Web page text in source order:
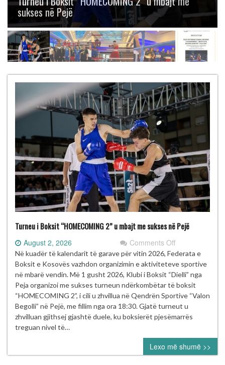
gjashtë medalje
Turneu i Boksit “HOMECOMING 2” u mbajt me sukses në Pejë
August 2, 2026 Comments Offon
Turneu
i
Boksit
2”
u
mbajt
sukses
në
Pejë
Në kuadër të kalendarit të garave për vitin 2026, Federata e
Boksit e Kosovës vazhdon organizimin e aktiviteteve sportive
në mbarë vendin. Më 1 gusht 2026, Klubi i Boksit “Dielli” nga
Peja organizoi me sukses turneun ndërkombëtar të boksit
“HOMECOMING 2”, i cili u zhvillua në Qendrën Sportive “Valon
Begolli” në Pejë, me fillim nga ora 18:30. Gjatë turneut u
zhvilluan gjithsej gjashtë duele, ku boksierët pjesëmarrës
treguan nivel të…
Lexo më shumë >>